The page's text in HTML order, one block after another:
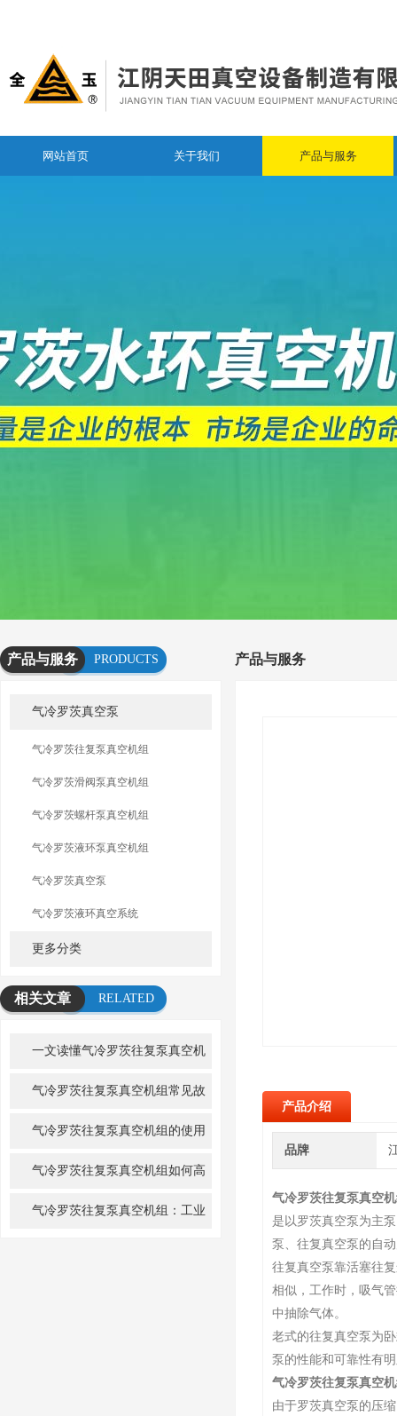
网站首页 关于我们 产品与服务
产品与服务
PRODUCTS
SERVICES
气冷罗茨真空泵
气冷罗茨往复泵真空机组
气冷罗茨滑阀泵真空机组
气冷罗茨螺杆泵真空机组
气冷罗茨液环泵真空机组
气冷罗茨真空泵
气冷罗茨液环真空系统
更多分类
相关文章
RELATED
一文读懂气冷罗茨往复泵真空机
组：串联增压与气冷散热原理
气冷罗茨往复泵真空机组常见故
障排查气冷罗茨往复泵真空机组的使用
注意事项有哪些？
气冷罗茨往复泵真空机组如何高
效真空运作？探索！
气冷罗茨往复泵真空机组：工业
产品与服务
产品介绍
品牌
气冷罗茨往复泵真空
是以罗茨真空泵为主
泵、往复真空泵的自
往复真空泵靠活塞往
相似，工作时，吸气
中抽除气体。
老式的往复真空泵为
泵的性能和可靠性有
气冷罗茨往复泵真空
由于罗茨真空泵的压